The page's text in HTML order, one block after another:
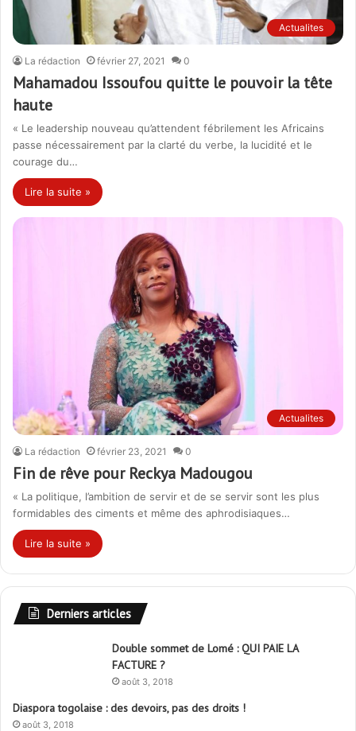
Actualites
La rédaction février 27, 2021 0
Mahamadou Issoufou quitte le pouvoir la tête
haute
« Le leadership nouveau qu’attendent fébrilement les Africains
passe nécessairement par la clarté du verbe, la lucidité et le
courage du…
Lire la suite »
Actualites
La rédaction février 23, 2021 0
Fin de rêve pour Reckya Madougou
« La politique, l’ambition de servir et de se servir sont les plus
formidables des ciments et même des aphrodisiaques…
Lire la suite »
Derniers articles
Double sommet de Lomé : QUI PAIE LA
FACTURE ?
août 3, 2018
Diaspora togolaise : des devoirs, pas des droits !
août 3, 2018